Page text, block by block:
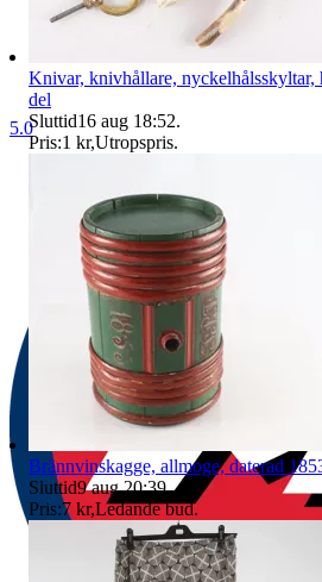
5.0
Knivar, knivhållare, nyckelhålsskyltar,
del
Sluttid16 aug 18:52.
Pris:1 kr,Utropspris.
Brännvinskagge, allmoge, daterad
Sluttid9 aug 20:39.
Pris:7 kr,Ledande bud.